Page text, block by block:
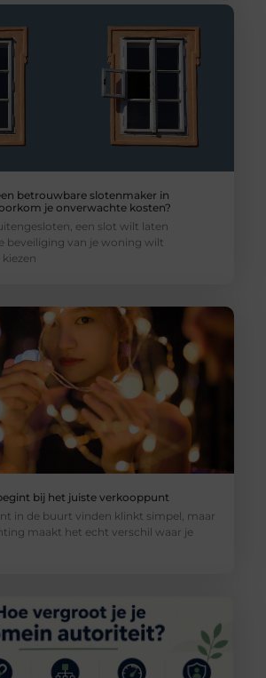
betrouwbare slotenmaker in
je onverwachte kosten?
een slot wilt laten
beveiliging van je woning wilt
bij het juiste verkooppunt
in de buurt vinden klinkt simpel, maar
maakt het echt verschil waar je